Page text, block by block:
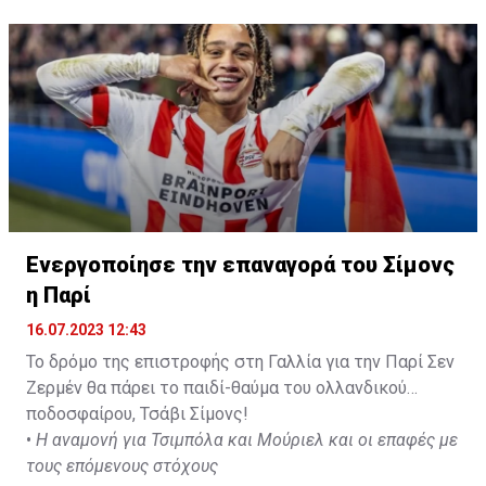
— Ekrem KONUR (@Ekremkonur)July 15, 2023
Ενεργοποίησε την επαναγορά του Σίμονς
η Παρί
16.07.2023 12:43
Το δρόμο της επιστροφής στη Γαλλία για την Παρί Σεν
Ζερμέν θα πάρει το παιδί-θαύμα του ολλανδικού
ποδοσφαίρου, Τσάβι Σίμονς!
• Η αναμονή για Τσιμπόλα και Μούριελ και οι επαφές με
τους επόμενους στόχους